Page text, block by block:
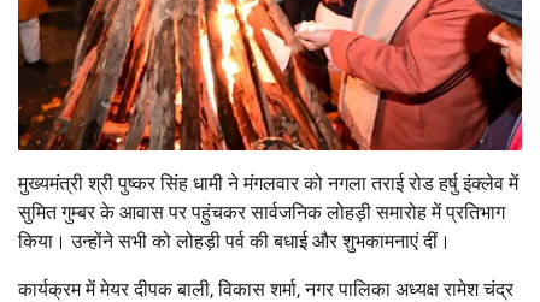
मुख्यमंत्री श्री पुष्कर सिंह धामी ने मंगलवार को नगला तराई रोड हर्षु इंक्लेव में
सुमित गुम्बर के आवास पर पहुंचकर सार्वजनिक लोहड़ी समारोह में प्रतिभाग
किया। उन्होंने सभी को लोहड़ी पर्व की बधाई और शुभकामनाएं दीं।
कार्यक्रम में मेयर दीपक बाली, विकास शर्मा, नगर पालिका अध्यक्ष रामेश चंद्र